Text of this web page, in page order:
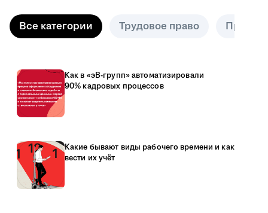
Все категории Трудовое право
Как в «эВ-групп» автоматизировали
90% кадровых процессов
Какие бывают виды рабочего времени и как
вести их учёт